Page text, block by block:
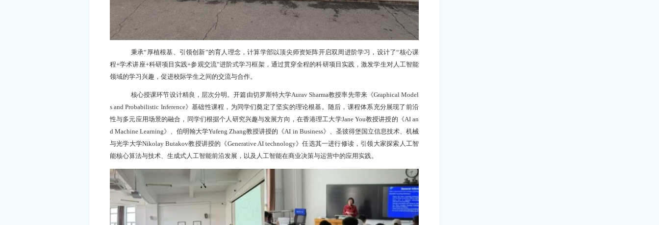
秉承“ 厚植根基、引领创新”的育人理念，计算学部以顶尖师资矩阵开启双周进阶学习 ， 设计了“核心课
程+学术讲座+科研项目实践+参观交流”进阶式学习框架 ， 通过贯穿全程的科研项目 实践 ，激发学生对人工智能
领域的学习兴趣，促进校际学生之间的交流与合作。
核心授课环节设计精良，层次分明。开篇由切罗斯特大学Aurav Sharma教授率先带来《Graphical Model
s and Probabilistic Inference》基础性课程，为同学们奠定了坚实的理论根基。随后，课程体系充分展现了前沿
性与多元应用场景的融合，同学们根据个人研究兴趣与发展方向，在香港理工大学Jane You教授讲授的《AI an
d Machine Learning》、伯明翰大学Yufeng Zhang教授讲授的《AI in Business》、圣彼得堡国立信息技术、机械
与光学大学Nikolay Butakov教授讲授的《Generative AI technology》任选其一进行修读，引领大家探索人工智
能核心算法与技术、生成式人工智能前沿发展，以及人工智能在商业决策与运营中的应用实践。